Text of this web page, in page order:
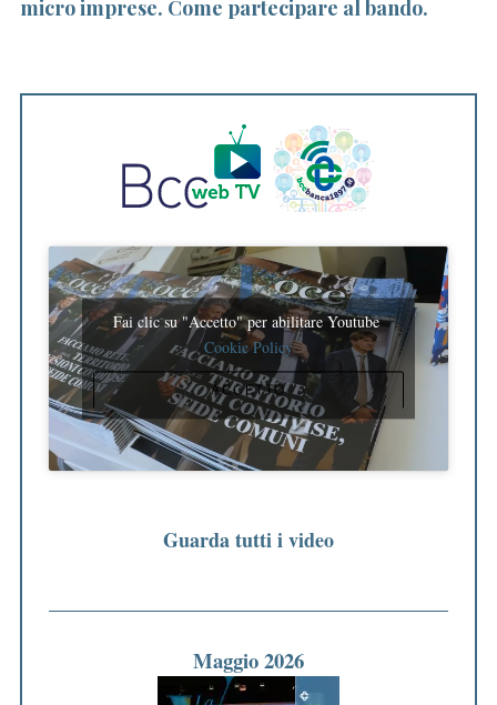
micro imprese. Come partecipare al bando.
Fai clic su "Accetto" per abilitare Youtube
Cookie Policy
ACCETTO
Guarda tutti i video
Maggio 2026